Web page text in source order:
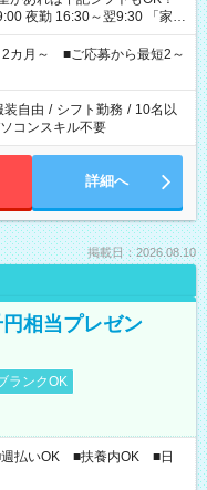
勤 16:30～翌9:30 「家族
て夕飯の準備がしたい」
ど、ご希望を教えてください
合計で週40時間を超える場
2カ月～ ■ご応募から最短2～
装自由 / シフト勤務 / 10名以
コンスキル不要
詳細へ
掲載日：2026.08.10
相当プレゼン
ランクOK
払いOK ■扶養内OK ■日